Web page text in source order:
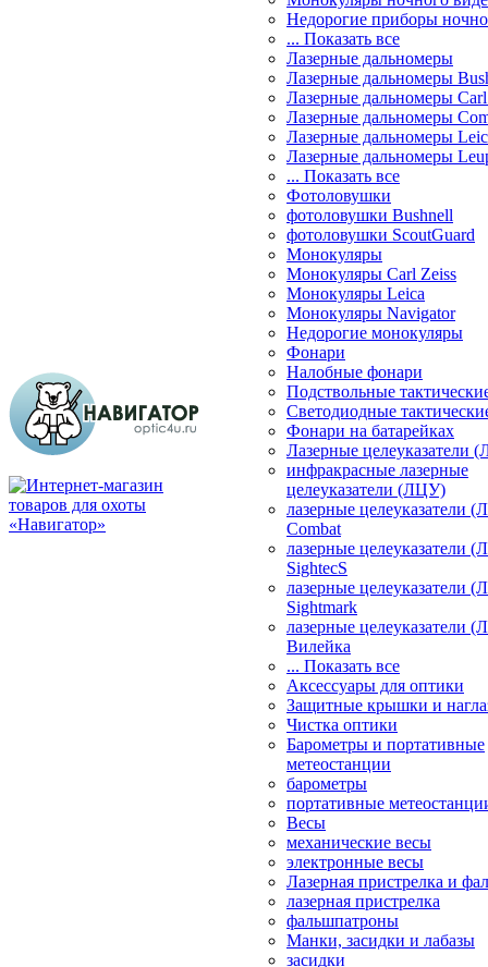
Недорогие приборы
... Показать все
Лазерные дальномеры
Лазерные дальномеры
Лазерные дальномеры
Лазерные дальномеры
Лазерные дальномеры
Лазерные дальномеры
... Показать все
Фотоловушки
фотоловушки Bushnell
фотоловушки ScoutGuard
Монокуляры
Монокуляры Carl Zeiss
Монокуляры Leica
Монокуляры Navigator
Недорогие монокуляры
Фонари
Налобные фонари
Подствольные
Светодиодные
Фонари на батарейках
Лазерные целеуказатели
инфракрасные лазерные
целеуказатели (ЛЦУ)
лазерные целеуказатели
Combat
лазерные целеуказатели
SightecS
лазерные целеуказатели
Sightmark
лазерные целеуказатели
Вилейка
... Показать все
Аксессуары для оптики
Защитные крышки и
Чистка оптики
Барометры и портативные
метеостанции
барометры
портативные
Весы
механические весы
электронные весы
Лазерная пристрелка и
лазерная пристрелка
фальшпатроны
Манки, засидки и лабазы
засидки